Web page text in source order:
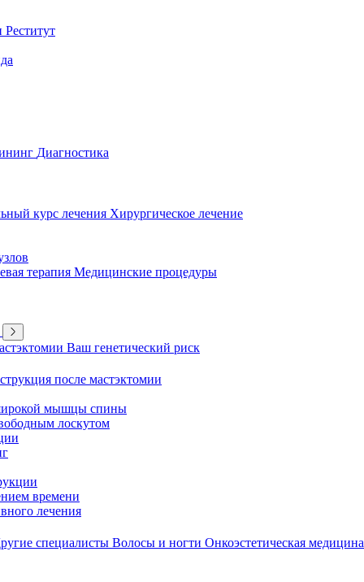
Диагностика
курс лечения Хирургическое лечение
терапия Медицинские процедуры
Ваш генетический риск
после мастэктомии
мышцы спины
лоскутом
времени
лечения
специалисты Волосы и ногти Онкоэстетическая медицина